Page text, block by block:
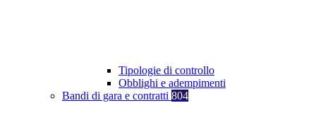
Tipologie di controllo
Obblighi e adempimenti
Bandi di gara e contratti 804